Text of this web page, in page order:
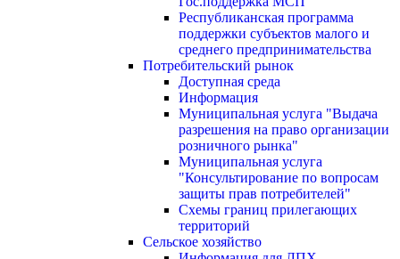
Республиканская программа
поддержки субъектов малого и
среднего предпринимательства
Потребительский рынок
Доступная среда
Информация
Муниципальная услуга "Выдача
разрешения на право организации
розничного рынка"
Муниципальная услуга
"Консультирование по вопросам
защиты прав потребителей"
Схемы границ прилегающих
территорий
Сельское хозяйство